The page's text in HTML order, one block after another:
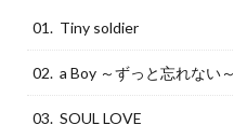
のリ
スト
公開
01. Tiny soldier
02. a Boy ～ずっと忘れない～
03. SOUL LOVE